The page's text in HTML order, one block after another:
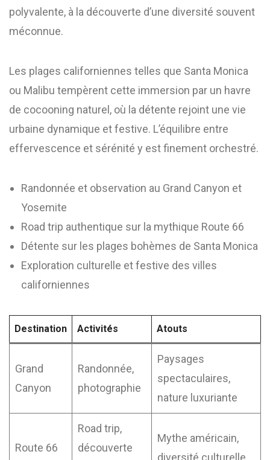
polyvalente, à la découverte d’une diversité souvent
méconnue.
Les plages californiennes telles que Santa Monica
ou Malibu tempèrent cette immersion par un havre
de cocooning naturel, où la détente rejoint une vie
urbaine dynamique et festive. L’équilibre entre
effervescence et sérénité y est finement orchestré.
Randonnée et observation au Grand Canyon et
Yosemite
Road trip authentique sur la mythique Route 66
Détente sur les plages bohèmes de Santa Monica
Exploration culturelle et festive des villes
californiennes
Destination Activités Atouts
Grand
Canyon
Randonnée,
photographie
Paysages
spectaculaires,
nature luxuriante
Route 66
Road trip,
découverte
Mythe américain,